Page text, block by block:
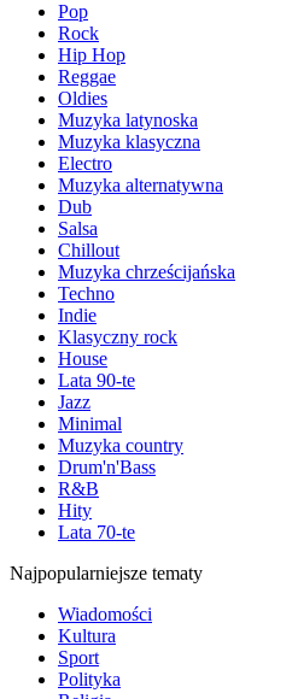
Pop
Rock
Hip Hop
Reggae
Oldies
Muzyka latynoska
Muzyka klasyczna
Electro
Muzyka alternatywna
Dub
Salsa
Chillout
Muzyka chrześcijańska
Techno
Indie
Klasyczny rock
House
Lata 90-te
Jazz
Minimal
Muzyka country
Drum'n'Bass
R&B
Hity
Lata 70-te
Najpopularniejsze tematy
Wiadomości
Kultura
Sport
Polityka